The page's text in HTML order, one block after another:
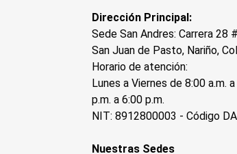
Dirección Principal:
Sede San Andres: Carrera 28
San Juan de Pasto, Nariño,
Horario de atención:
Lunes a Viernes de 8:00 a.m.
p.m. a 6:00 p.m.
NIT: 8912800003 - Código
Nuestras Sedes